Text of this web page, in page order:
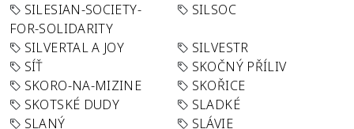
SILESIAN-SOCIETY-
FOR-SOLIDARITY
SILSOC
SILVERTAL A JOY
SILVESTR
SÍŤ
SKOČNÝ PŘÍLIV
SKORO-NA-MIZINE
SKOŘICE
SKOTSKÉ DUDY
SLADKÉ
SLANÝ
SLÁVIE